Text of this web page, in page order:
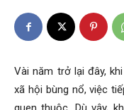
Vài năm trở lại đây,
xã hội bùng nổ, việc